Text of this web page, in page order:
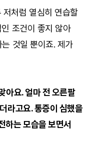
처럼 열심히 연습할
조건이 좋지 않아
것일 뿐이죠. 제가
아요. 얼마 전 오른팔
라고요. 통증이 심했을
하는 모습을 보면서